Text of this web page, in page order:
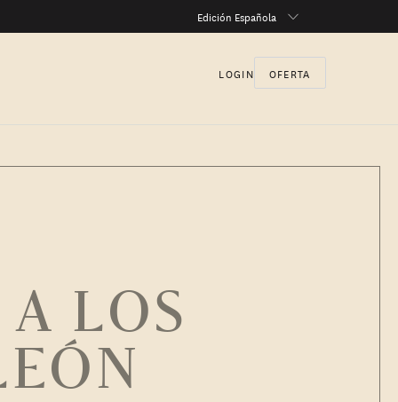
Edición Española
LOGIN OFERTA
LOS